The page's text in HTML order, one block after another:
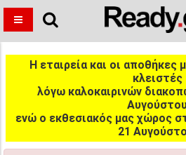
Η εταιρεία και οι αποθήκες
κλειστές
λόγω καλοκαιρινών
ενώ ο εκθεσιακός μας χώρος
21